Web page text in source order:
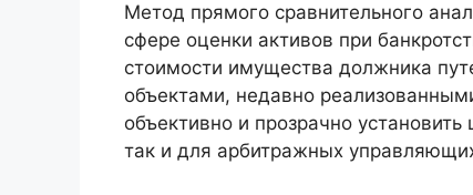
Метод прямого сравнительного
сфере оценки активов при
стоимости имущества должника
объектами, недавно
объективно и прозрачно
так и для арбитражных